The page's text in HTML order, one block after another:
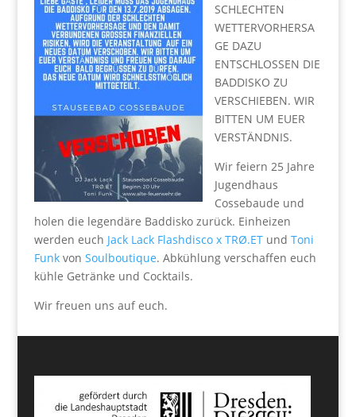
SCHLECHTEN
WETTERVORHERSA
GE DAZU
ENTSCHLOSSEN DIE
BADDISKO ZU
VERSCHIEBEN. WIR
BITTEN UM EUER
VERSTÄNDNIS.
Wir feiern 25 Jahre
Jugendhaus
Cossebaude und
holen die legendäre Baddisko zurück. Einheizen
werden euch Jack Lack Flashdisco x TRØ.ETund Toni
Funkvon Soulboutique. Abkühlung verschaffen euch
kühle Getränke und Cocktails.
Wir freuen uns auf euch.